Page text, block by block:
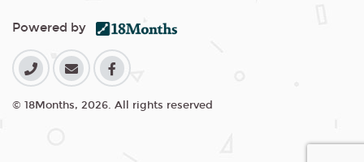
Powered by
© 18Months, 2026. All rights reserved